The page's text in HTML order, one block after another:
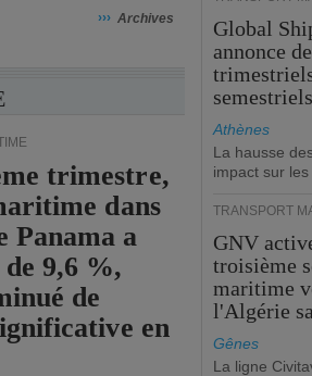
››› Archives
trimestre,
dans
Panama a
9,6 %,
de
en
Global
annonce
Athènes
La hausse
impact sur
TRANSPORT
GNV
troisième
maritime
l'Algérie
Gênes
La ligne